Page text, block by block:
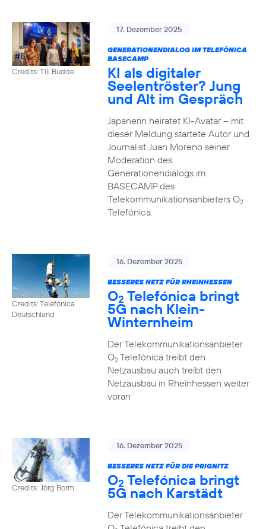
Credits: Till Budde
17. Dezember 2025
GENERATIONENDIALOG IM TELEFÓNICA
BASECAMP
KI als digitaler
Seelentröster? Jung
und Alt im Gespräch
Japanerin heiratet KI-Avatar – mit
dieser Meldung startete Autor und
Journalist Juan Moreno seiner
Moderation des
Generationendialogs im
BASECAMP des
Telekommunikationsanbieters O2
Telefónica.
Credits: Telefónica
Deutschland
16. Dezember 2025
BESSERES NETZ FÜR RHEINHESSEN
O2 Telefónica bringt
5G nach Klein-
Winternheim
Der Telekommunikationsanbieter
O2Telefónica treibt den
Netzausbau auch treibt den
Netzausbau in Rheinhessen weiter
voran
Credits: Jörg Borm
16. Dezember 2025
BESSERES NETZ FÜR DIE PRIGNITZ
O2 Telefónica bringt
5G nach Karstädt
Der Telekommunikationsanbieter